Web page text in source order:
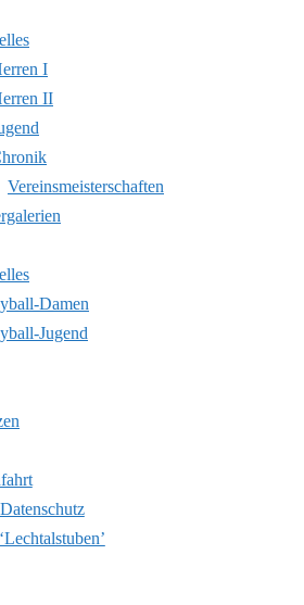
I
II
Vereinsmeisterschaften
Damen
Jugend